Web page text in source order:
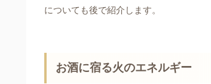
についても後で紹介します。
お酒に宿る火のエネルギー